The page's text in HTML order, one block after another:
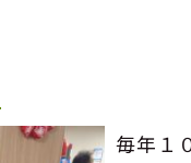
毎年１